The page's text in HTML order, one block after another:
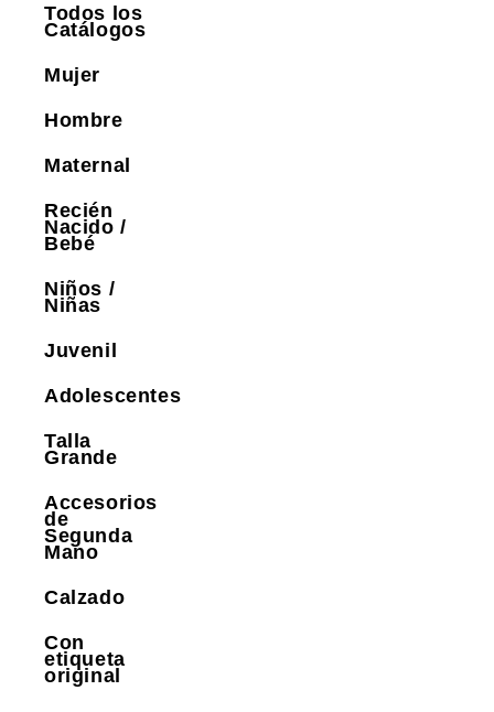
Todos los
Catálogos
Mujer
Hombre
Maternal
Recién
Nacido /
Bebé
Niños /
Niñas
Juvenil
Adolescentes
Talla
Grande
Accesorios
de
Segunda
Mano
Calzado
Con
etiqueta
original